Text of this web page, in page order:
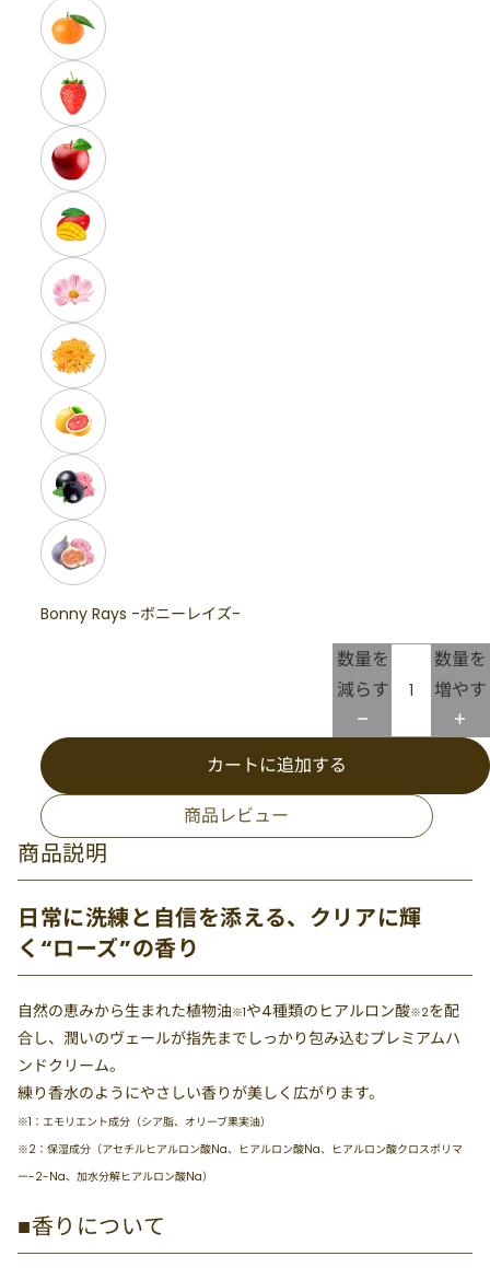
Bonny Rays -ボニーレイズ-
数量を
減らす
数量を
増やす
カートに追加する
商品レビュー
商品説明
日常に洗練と自信を添える、クリアに輝
く“ローズ”の香り
自然の恵みから生まれた植物油※1や4種類のヒアルロン酸※2を配
合し、潤いのヴェールが指先までしっかり包み込むプレミアムハ
ンドクリーム。
練り香水のようにやさしい香りが美しく広がります。
※1：エモリエント成分（シア脂、オリーブ果実油）
※2：保湿成分（アセチルヒアルロン酸Na、ヒアルロン酸Na、ヒアルロン酸クロスポリマ
ー-2-Na、加水分解ヒアルロン酸Na）
■香りについて